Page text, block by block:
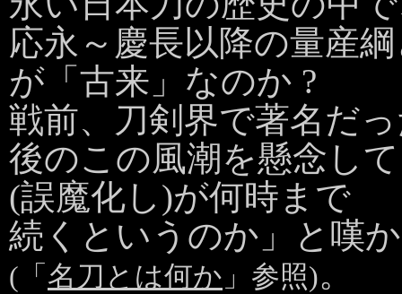
応永～慶長以降の量産
が「古来」なのか ?
戦前、刀剣界で著名だ
後のこの風潮を懸念し
(誤魔化し)が何時まで
続くというのか」と嘆
(「 名刀とは何か 」参照)。